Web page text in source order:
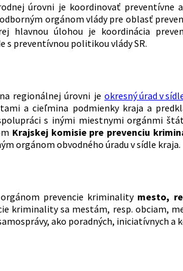
úrovni je koordinovať preventívne
orgánom vlády pre oblasť
hlavnou úlohou je koordinácia
s preventívnou politikou vlády SR.
regionálnej úrovni jeokresný úrad v
a cieľmina podmienky kraja a
s inými miestnymi orgánmi
Krajskej komisie pre prevenciu
orgánom obvodného úradu v sídle kraja.
prevencie kriminality mesto,
kriminality sa mestám, resp. obciam,
ako poradných, iniciatívnych